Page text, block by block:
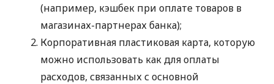
(например, кэшбек при оплате товаров в
магазинах-партнерах банка);
Корпоративная пластиковая карта, которую
можно использовать как для оплаты
расходов, связанных с основной